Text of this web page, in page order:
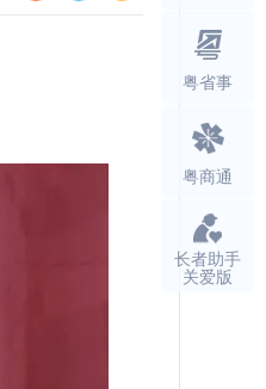
粤省事
粤商通
长者助手
关爱版